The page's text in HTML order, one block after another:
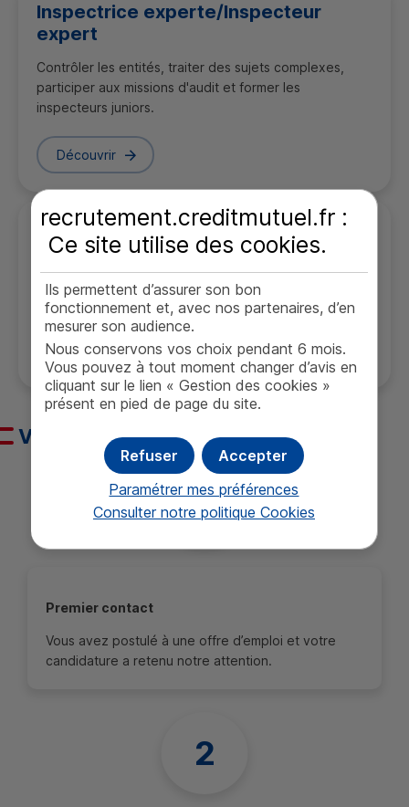
Inspectrice experte/Inspecteur
expert
Contrôler les entités, traiter des sujets complexes,
participer aux missions d'audit et former les
inspecteurs juniors.
Découvrir
Responsable de mission d'audit
garantir la conformité et l'efficacité des processus
internes.
Découvrir
Votre candidature en 4 étapes
Premier contact
Vous avez postulé à une offre d’emploi et votre
candidature a retenu notre attention.
recrutement.creditmutuel.fr :
Ce site utilise des cookies.
Ils permettent d’assurer son bon
fonctionnement et, avec nos partenaires, d’en
mesurer son audience.
Nous conservons vos choix pendant 6 mois.
Vous pouvez à tout moment changer d’avis en
cliquant sur le lien « Gestion des cookies »
présent en pied de page du site.
Accepter
Refuser
Paramétrer mes préférences
Consulter notre politique Cookies